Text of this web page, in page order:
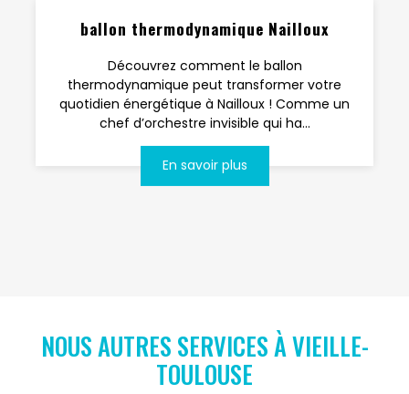
ballon thermodynamique Nailloux
Découvrez comment le ballon
thermodynamique peut transformer votre
quotidien énergétique à Nailloux ! Comme un
chef d’orchestre invisible qui ha...
En savoir plus
NOUS AUTRES SERVICES À VIEILLE-
TOULOUSE